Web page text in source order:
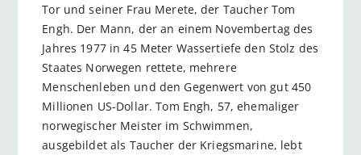
Tor und seiner Frau Merete, der Taucher Tom
Engh. Der Mann, der an einem Novembertag des
Jahres 1977 in 45 Meter Wassertiefe den Stolz des
Staates Norwegen rettete, mehrere
Menschenleben und den Gegenwert von gut 450
Millionen US-Dollar. Tom Engh, 57, ehemaliger
norwegischer Meister im Schwimmen,
ausgebildet als Taucher der Kriegsmarine, lebt